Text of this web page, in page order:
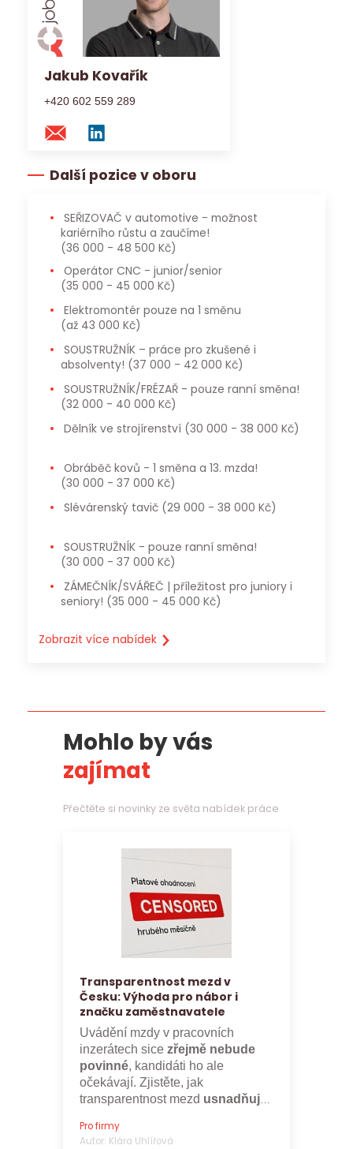
Jakub Kovařík
+420 602 559 289
Další pozice v oboru
kariérního růstu a zaučíme!
(36 000 - 48 500 Kč)
Operátor CNC - junior/senior
(35 000 - 45 000 Kč)
Elektromontér pouze na 1 směnu
(až 43 000 Kč)
absolventy! (37 000 - 42 000 Kč)
SOUSTRUŽNÍK/FRÉZAŘ - pouze ranní směna!
(32 000 - 40 000 Kč)
Dělník ve strojírenství (30 000 - 38 000 Kč)
Obráběč kovů - 1 směna a 13. mzda!
(30 000 - 37 000 Kč)
Slévárenský tavič (29 000 - 38 000 Kč)
SOUSTRUŽNÍK - pouze ranní směna!
(30 000 - 37 000 Kč)
seniory! (35 000 - 45 000 Kč)
Zobrazit více nabídek
Mohlo by vás
zajímat
Přečtěte si novinky ze světa nabídek práce
Transparentnost mezd v
Česku: Výhoda pro nábor i
značku zaměstnavatele
Uvádění mzdy v pracovních
inzerátech sice zřejmě nebude
povinné, kandidáti ho ale
očekávají. Zjistěte, jak
transparentnost mezd usnadňuje
zaměstnavatele.
Pro firmy
Autor: Klára Uhlířová